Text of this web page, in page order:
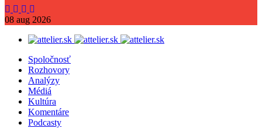
08 aug 2026
Spoločnosť
Rozhovory
Analýzy
Médiá
Kultúra
Komentáre
Podcasty